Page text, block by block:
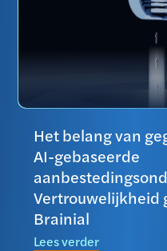
Het belang van
AI-gebaseerde
Vertrouwelijkheid
Brainial
Lees verder